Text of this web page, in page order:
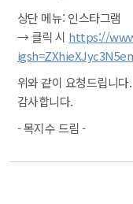
상단 메뉴: 인스타그램
→ 클릭 시 https://
위와 같이 요청드립니다.
감사합니다.
- 목지수 드림 -